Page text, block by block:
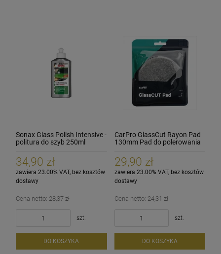
Cleantle Inspire 15ml Powłoka ochronna
Cena regularna: 129,99 zł
Najniższa cena:80,59 zł
POWIADOM O DOSTĘPNOŚCI
K2 Trixon Pro - szczotka do czyszczenia
DO KOSZYKA
WaxPro Premium Black Microfiber 40x40cm
DO KOSZYKA
Sonax Glass Polish Intensive -
politura do szyb 250ml
34,90 zł
zawiera 23.00% VAT, bez kosztów
dostawy
Cena netto: 28,37 zł
szt.
DO KOSZYKA
CarPro GlassCut Rayon Pad
130mm Pad do polerowania
29,90 zł
zawiera 23.00% VAT, bez kosztów
dostawy
Cena netto: 24,31 zł
szt.
DO KOSZYKA